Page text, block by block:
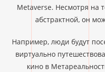
Metaverse. Несмотря на
абстрактной, он
Например, люди будут
виртуально
кино в